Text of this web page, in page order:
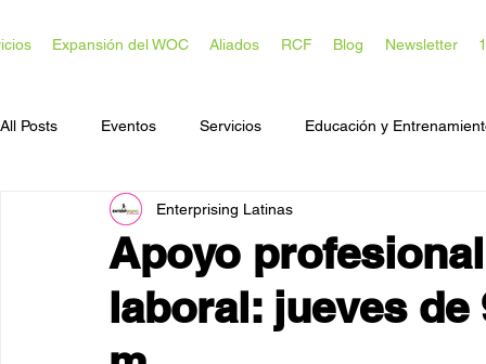
Expansión del WOC Aliados RCF Blog Newsletter
All Posts Eventos Servicios Educación y
Acceso a Capital Desarrollo Comunitario
Apoyo
laboral: jueves de
Enterprising Latinas